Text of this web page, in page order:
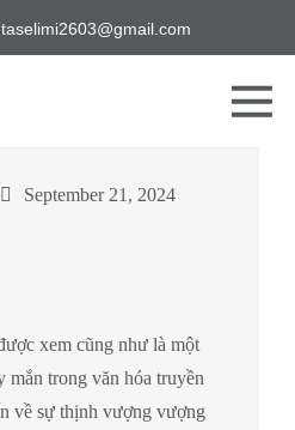
September 21, 2024
xem cũng như là một
mắn trong văn hóa truyền
về sự thịnh vượng vượng